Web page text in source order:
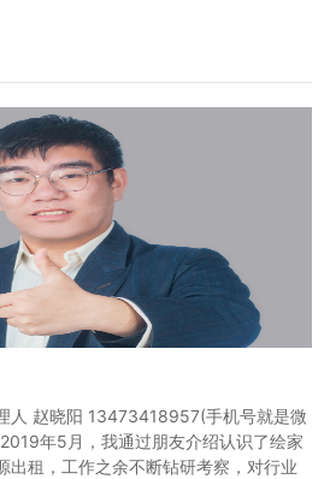
人 赵晓阳 13473418957(手机号就是微
5月，我通过朋友介绍认识了绘家
出租，工作之余不断钻研考察，对行业